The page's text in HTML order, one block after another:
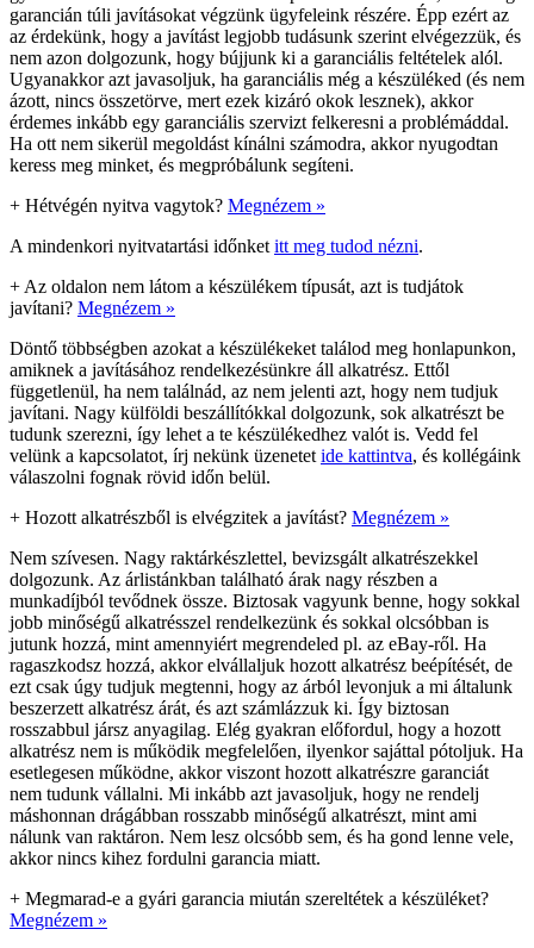
garancián túli javításokat végzünk ügyfeleink részére. Épp ezért az
az érdekünk, hogy a javítást legjobb tudásunk szerint elvégezzük, és
nem azon dolgozunk, hogy bújjunk ki a garanciális feltételek alól.
Ugyanakkor azt javasoljuk, ha garanciális még a készüléked (és nem
ázott, nincs összetörve, mert ezek kizáró okok lesznek), akkor
érdemes inkább egy garanciális szervizt felkeresni a problémáddal.
Ha ott nem sikerül megoldást kínálni számodra, akkor nyugodtan
keress meg minket, és megpróbálunk segíteni.
+ Hétvégén nyitva vagytok? Megnézem »
A mindenkori nyitvatartási időnket itt meg tudod nézni.
+ Az oldalon nem látom a készülékem típusát, azt is tudjátok
javítani? Megnézem »
Döntő többségben azokat a készülékeket találod meg honlapunkon,
amiknek a javításához rendelkezésünkre áll alkatrész. Ettől
függetlenül, ha nem találnád, az nem jelenti azt, hogy nem tudjuk
javítani. Nagy külföldi beszállítókkal dolgozunk, sok alkatrészt be
tudunk szerezni, így lehet a te készülékedhez valót is. Vedd fel
velünk a kapcsolatot, írj nekünk üzenetet ide kattintva, és kollégáink
válaszolni fognak rövid időn belül.
+ Hozott alkatrészből is elvégzitek a javítást? Megnézem »
Nem szívesen. Nagy raktárkészlettel, bevizsgált alkatrészekkel
dolgozunk. Az árlistánkban található árak nagy részben a
munkadíjból tevődnek össze. Biztosak vagyunk benne, hogy sokkal
jobb minőségű alkatrésszel rendelkezünk és sokkal olcsóbban is
jutunk hozzá, mint amennyiért megrendeled pl. az eBay-ről. Ha
ragaszkodsz hozzá, akkor elvállaljuk hozott alkatrész beépítését, de
ezt csak úgy tudjuk megtenni, hogy az árból levonjuk a mi általunk
beszerzett alkatrész árát, és azt számlázzuk ki. Így biztosan
rosszabbul jársz anyagilag. Elég gyakran előfordul, hogy a hozott
alkatrész nem is működik megfelelően, ilyenkor sajáttal pótoljuk. Ha
esetlegesen működne, akkor viszont hozott alkatrészre garanciát
nem tudunk vállalni. Mi inkább azt javasoljuk, hogy ne rendelj
máshonnan drágábban rosszabb minőségű alkatrészt, mint ami
nálunk van raktáron. Nem lesz olcsóbb sem, és ha gond lenne vele,
akkor nincs kihez fordulni garancia miatt.
+ Megmarad-e a gyári garancia miután szereltétek a készüléket?
Megnézem »